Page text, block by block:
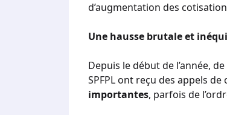
d’augmentation des
Une hausse brutale et
Depuis le début de l’année,
SPFPL ont reçu des appels
importantes, parfois de